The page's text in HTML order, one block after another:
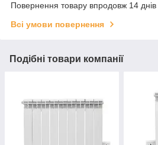
Повернення товару впродовж 14
Всі умови повернення
Подібні товари компанії